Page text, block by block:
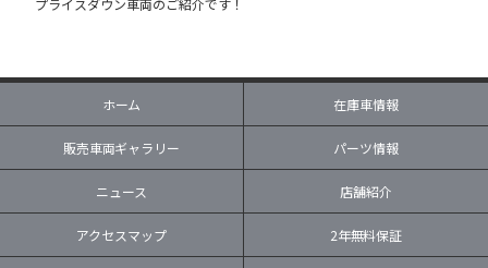
プライスダウン車両のご紹介です！
ホーム 在庫車情報
販売車両ギャラリー パーツ情報
ニュース 店舗紹介
アクセスマップ 2年無料保証